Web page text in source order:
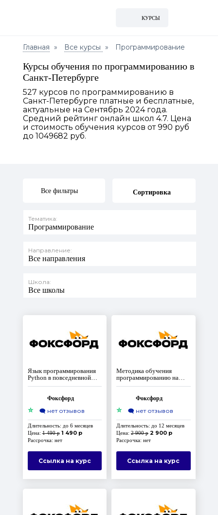
КУРСЫ
Главная Все курсы Программирование
Курсы обучения по программированию в
Санкт-Петербурге
527 курсов по программированию в
Санкт-Петербурге платные и бесплатные,
актуальные на Сентябрь 2024 года.
Средний рейтинг онлайн школ 4.7. Цена
и стоимость обучения курсов от 990 руб
до 1049682 руб.
Все фильтры Сортировка
Тематика:
Программирование
Направление:
Все направления
Школа:
Все школы
Язык программирования
Python в повседневной
работе учителя
Фоксфорд
⭐ 🗨️ нет отзывов
Длительность: до 6 месяцев
Цена:1 490 р 1 490 р
Рассрочка: нет
Ссылка на курс
Методика обучения
программированию на
Python через создание игр
базового до продвинутого
Фоксфорд
⭐ 🗨️ нет отзывов
Длительность: до 12 месяцев
Цена: 2 900 р 2 900 р
Рассрочка: нет
Ссылка на курс